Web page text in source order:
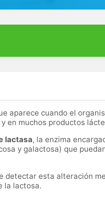
aparece cuando el
en muchos productos
lactasa, la enzima
y galactosa) que
detectar esta alteración
la lactosa.